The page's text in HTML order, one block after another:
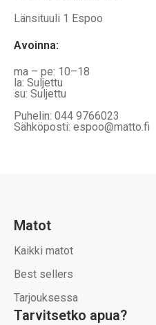
Länsituuli 1 Espoo
Avoinna:
ma – pe: 10–18
la: Suljettu
su: Suljettu
Puhelin: 044 9766023
Sähköposti: espoo@matto.fi
Matot
Kaikki matot
Best sellers
Tarjouksessa
Tarvitsetko apua?